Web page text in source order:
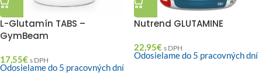
L-Glutamín TABS –
GymBeam
17,55€ s DPH
Odosielame do 5 pracovných dní
Nutrend GLUTAMINE
22,95€ s DPH
Odosielame do 5 pracovných dní